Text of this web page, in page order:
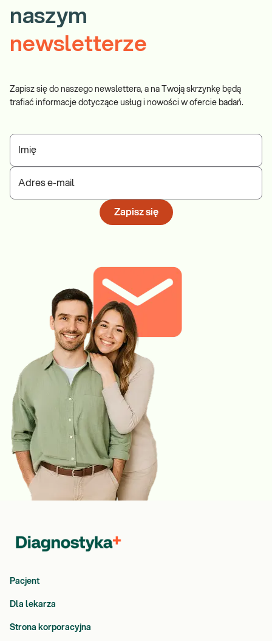
naszym
newsletterze
Zapisz się do naszego newslettera, a na Twoją skrzynkę będą
trafiać informacje dotyczące usług i nowości w ofercie badań.
Imię
Adres e-mail
Zapisz się
Pacjent
Dla lekarza
Strona korporacyjna